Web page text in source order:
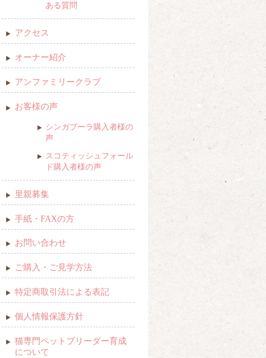
ある質問
アクセス
オーナー紹介
アンファミリークラブ
お客様の声
シンガプーラ購入者様の
声
スコティッシュフォール
ド購入者様の声
里親募集
手紙・FAXの方
お問い合わせ
ご購入・ご見学方法
特定商取引法による表記
個人情報保護方針
猫専門ペットブリーダー育成
について